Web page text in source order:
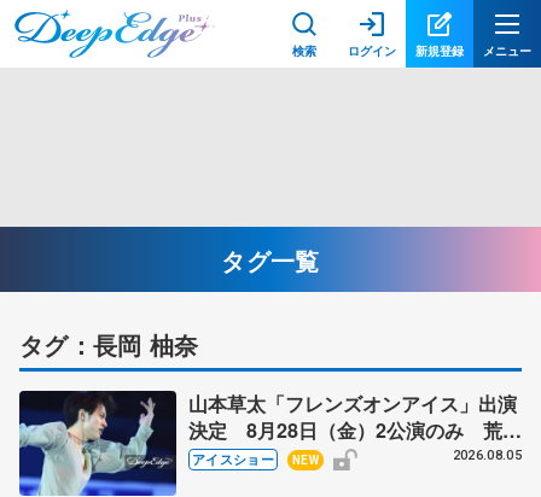
検索 ログイン 新規登録 メニュー
タグ一覧
タグ：長岡 柚奈
山本草太「フレンズオンアイス」出演
決定 8月28日（金）2公演のみ 荒川
静香さんプロデュース、20周年のアイ
アイスショー NEW 2026.08.05